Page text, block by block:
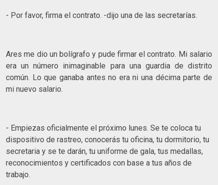
- Por favor, firma el contrato. -dijo una de las secretarías.
Ares me dio un bolígrafo y pude firmar el contrato. Mi salario
era un número inimaginable para una guardia de distrito
común. Lo que ganaba antes no era ni una décima parte de
mi nuevo salario.
- Empiezas oficialmente el próximo lunes. Se te coloca tu
dispositivo de rastreo, conocerás tu oficina, tu dormitorio, tu
secretaria y se te darán, tu uniforme de gala, tus medallas,
reconocimientos y certificados con base a tus años de
trabajo.